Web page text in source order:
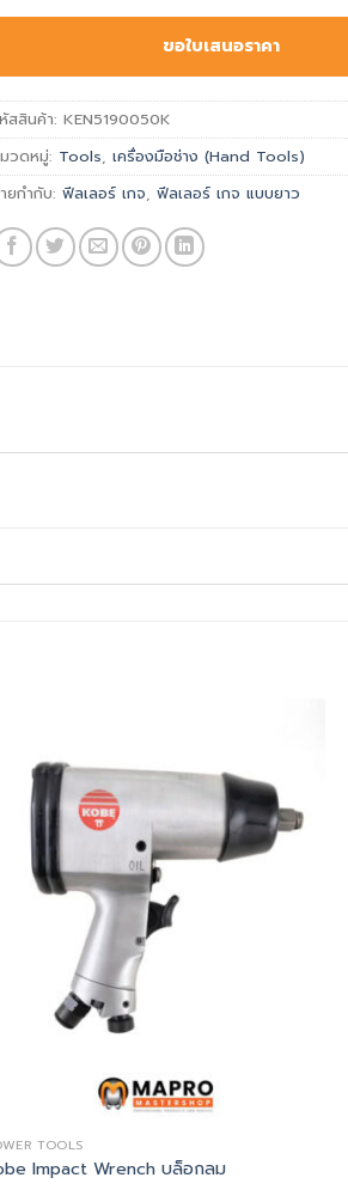
ขอใบเสนอราคา
สสินค้า: KEN5190050K
วดหมู่: Tools, เครื่องมือช่าง (Hand Tools)
ยกำกับ: ฟีลเลอร์ เกจ, ฟีลเลอร์ เกจ แบบยาว
TOOLS
Impact Wrench บล็อกลม